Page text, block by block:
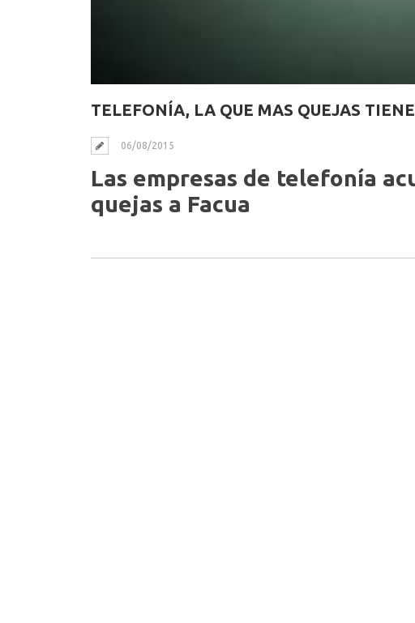
TELEFONÍA, LA QUE MAS QUEJAS TIENE
06/08/2015
Las empresas de telefonía
quejas a Facua